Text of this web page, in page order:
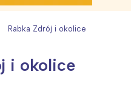
Rabka Zdrój i okolice
i okolice